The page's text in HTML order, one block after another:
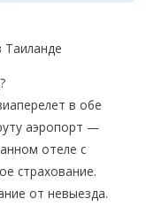
в обе
аэропорт —
отеле с
страхование.
от невыезда.